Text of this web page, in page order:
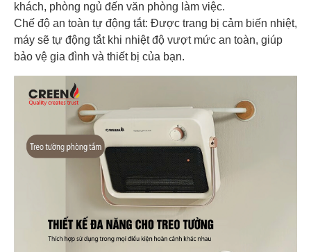
khách, phòng ngủ đến văn phòng làm việc.
Chế độ an toàn tự động tắt: Được trang bị cảm biến nhiệt,
máy sẽ tự động tắt khi nhiệt độ vượt mức an toàn, giúp
bảo vệ gia đình và thiết bị của bạn.